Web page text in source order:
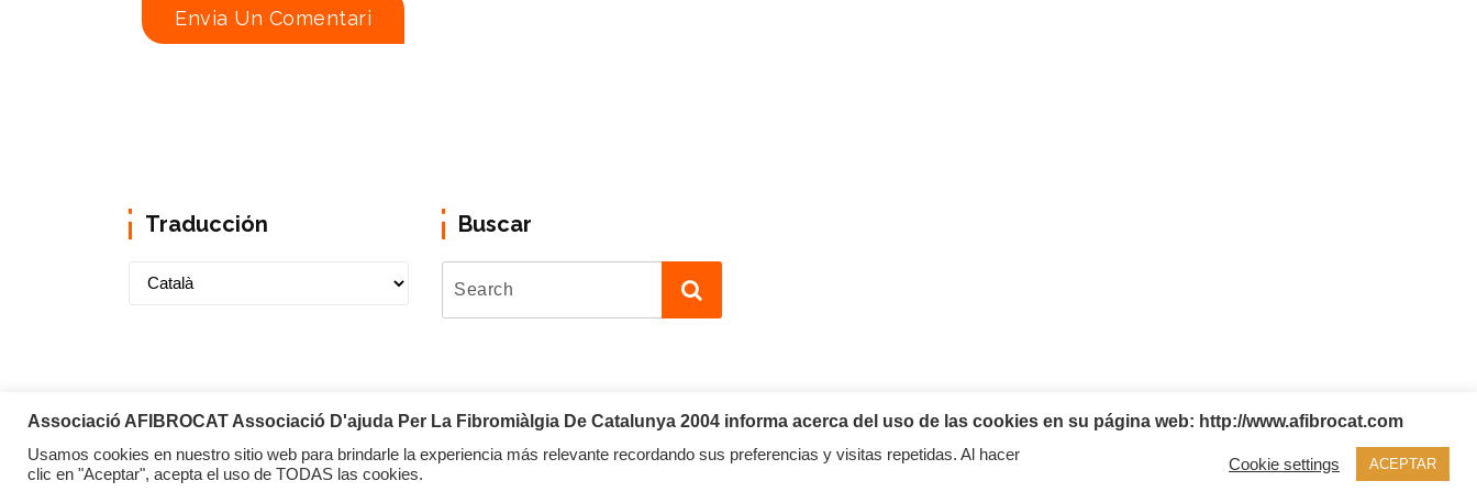
Traducción Buscar
Copyright © 2026 Afibrocat
Associació AFIBROCAT Associació D'ajuda Per La Fibromiàlgia De Catalunya 2004 informa acerca del uso de las cookies en su página web: http://www.afibrocat.com
Usamos cookies en nuestro sitio web para brindarle la experiencia más relevante recordando sus preferencias y visitas repetidas. Al hacer
clic en "Aceptar", acepta el uso de TODAS las cookies.
Cookie settings ACEPTAR